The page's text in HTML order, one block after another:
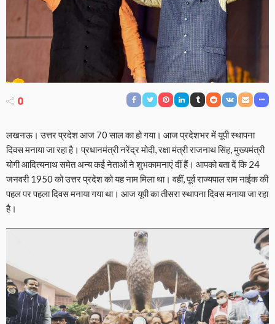
0
लखनऊ। उत्तर प्रदेश आज 70 साल का हो गया। आज प्रदेशभर में यूपी स्थापना
दिवस मनाया जा रहा है। प्रधानमंत्री नरेंद्र मोदी, रक्षा मंत्री राजनाथ सिंह, मुख्यमंत्री
योगी आदित्यनाथ समेत अन्य कई नेताओं ने शुभकामनाएं दीं हैं। आपको बता दें कि 24
जनवरी 1950 को उत्तर प्रदेश को यह नाम मिला था। वहीं, पूर्व राज्यपाल राम नाईक की
पहल पर पहला दिवस मनाया गया था। आज यूपी का तीसरा स्थापना दिवस मनाया जा रहा
है।